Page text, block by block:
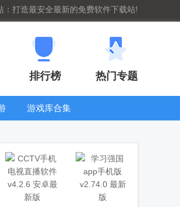
：打造最安全最新的免费软件下载站!
排行榜 热门专题
游戏库合集